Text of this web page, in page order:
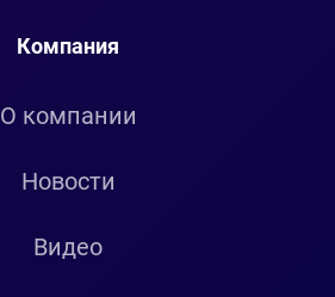
Компания
О компании
Новости
Видео